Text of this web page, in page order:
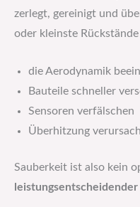
zerlegt, gereinigt und
oder kleinste
die Aerodynamik
Bauteile schneller
Sensoren verfälschen
Überhitzung
Sauberkeit ist also kein